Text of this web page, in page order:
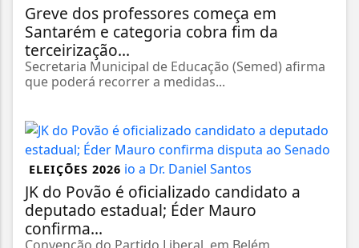
Greve dos professores começa em
Santarém e categoria cobra fim da
terceirização...
Secretaria Municipal de Educação (Semed) afirma
que poderá recorrer a medidas...
ELEIÇÕES 2026
JK do Povão é oficializado candidato a
deputado estadual; Éder Mauro
confirma...